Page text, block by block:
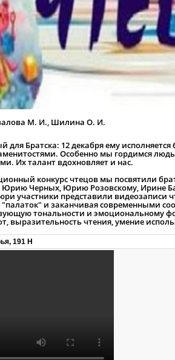
М. И., Шилина О. И.
для Братска: 12 декабря ему
Особенно мы гордимся
Их талант вдохновляет и нас.
конкурс чтецов мы посвятили
Черных, Юрию Розовскому, Ирине
участники представили
"палаток" и заканчивая современными
тональности и эмоциональному
выразительность чтения, умение
191 Н